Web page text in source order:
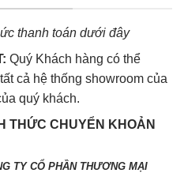
thanh toán dưới đây
Quý Khách hàng có thể
cả hệ thống showroom của
quý khách.
THỨC CHUYỂN KHOẢN
TY CỔ PHẦN THƯƠNG MẠI